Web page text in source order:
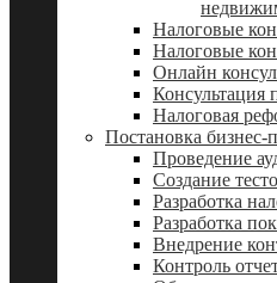
Налоговые
Налоговые
Онлайн
Консультация
Налоговая
Постановка бизнес-
Проведение
Создание
Разработка
Разработка
Внедрение
Контроль